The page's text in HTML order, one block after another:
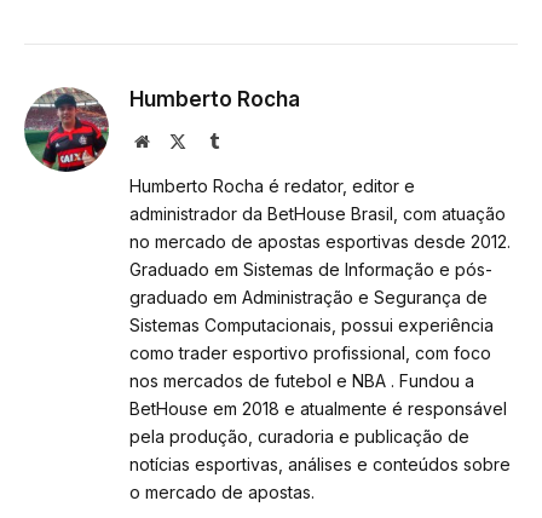
Humberto Rocha
Website Tumblr
Humberto Rocha é redator, editor e
administrador da BetHouse Brasil, com atuação
no mercado de apostas esportivas desde 2012.
Graduado em Sistemas de Informação e pós-
graduado em Administração e Segurança de
Sistemas Computacionais, possui experiência
como trader esportivo profissional, com foco
nos mercados de futebol e NBA . Fundou a
BetHouse em 2018 e atualmente é responsável
pela produção, curadoria e publicação de
notícias esportivas, análises e conteúdos sobre
o mercado de apostas.